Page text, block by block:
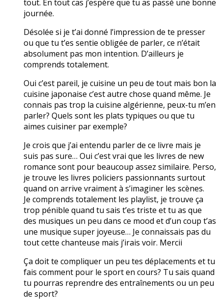
tout. En tout cas j’espère que tu as passé une bonne
journée.
Désolée si je t’ai donné l’impression de te presser
ou que tu t’es sentie obligée de parler, ce n’était
absolument pas mon intention. D’ailleurs je
comprends totalement.
Oui c’est pareil, je cuisine un peu de tout mais bon la
cuisine japonaise c’est autre chose quand même. Je
connais pas trop la cuisine algérienne, peux-tu m’en
parler? Quels sont les plats typiques ou que tu
aimes cuisiner par exemple?
Je crois que j’ai entendu parler de ce livre mais je
suis pas sure… Oui c’est vrai que les livres de new
romance sont pour beaucoup assez similaire. Perso,
je trouve les livres policiers passionnants surtout
quand on arrive vraiment à s’imaginer les scènes.
Je comprends totalement les playlist, je trouve ça
trop pénible quand tu sais t’es triste et tu as que
des musiques un peu dans ce mood et d’un coup t’as
une musique super joyeuse… Je connaissais pas du
tout cette chanteuse mais j’irais voir. Mercii
Ça doit te compliquer un peu tes déplacements et tu
fais comment pour le sport en cours? Tu sais quand
tu pourras reprendre des entraînements ou un peu
de sport?